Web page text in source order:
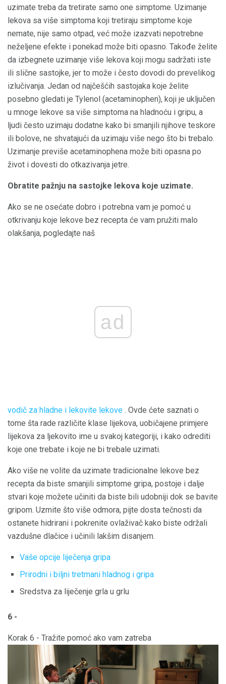
uzimate treba da tretirate samo one simptome. Uzimanje
lekova sa više simptoma koji tretiraju simptome koje
nemate, nije samo otpad, već može izazvati nepotrebne
neželjene efekte i ponekad može biti opasno. Takođe želite
da izbegnete uzimanje više lekova koji mogu sadržati iste
ili slične sastojke, jer to može i često dovodi do prevelikog
izlučivanja. Jedan od najčešćih sastojaka koje želite
posebno gledati je Tylenol (acetaminophen), koji je uključen
u mnoge lekove sa više simptoma na hladnoću i gripu, a
ljudi često uzimaju dodatne kako bi smanjili njihove teskore
ili bolove, ne shvatajući da uzimaju više nego što bi trebalo.
Uzimanje previše acetaminophena može biti opasna po
život i dovesti do otkazivanja jetre.
Obratite pažnju na sastojke lekova koje uzimate.
Ako se ne osećate dobro i potrebna vam je pomoć u
otkrivanju koje lekove bez recepta će vam pružiti malo
olakšanja, pogledajte naš
ad
vodič za hladne i lekovite lekove . Ovde ćete saznati o
tome šta rade različite klase lijekova, uobičajene primjere
lijekova za ljekovito ime u svakoj kategoriji, i kako odrediti
koje one trebate i koje ne bi trebale uzimati.
Ako više ne volite da uzimate tradicionalne lekove bez
recepta da biste smanjili simptome gripa, postoje i dalje
stvari koje možete učiniti da biste bili udobniji dok se bavite
gripom. Uzmite što više odmora, pijte dosta tečnosti da
ostanete hidrirani i pokrenite ovlaživač kako biste održali
vazdušne dlačice i učinili lakšim disanjem.
Vaše opcije liječenja gripa
Prirodni i biljni tretmani hladnog i gripa
Sredstva za liječenje grla u grlu
6 -
Korak 6 - Tražite pomoć ako vam zatreba